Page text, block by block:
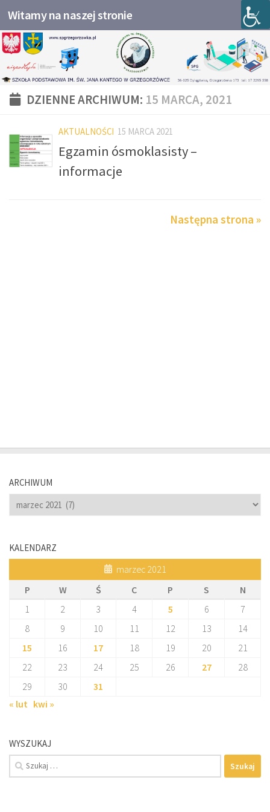
Przejdź do treści
Witamy na naszej stronie
DZIENNE ARCHIWUM: 15 MARCA, 2021
AKTUALNOŚCI 15 MARCA 2021
Egzamin ósmoklasisty –
informacje
Następna strona »
ARCHIWUM
Archiwum
KALENDARZ
marzec 2021
P
W Ś C P S
N
1
2 3 4 5 6
7
8
9 10 11 12 13
14
15
16 17 18 19 20
21
22
23 24 25 26 27
28
29
30
31
« lut kwi »
WYSZUKAJ
Szukaj: